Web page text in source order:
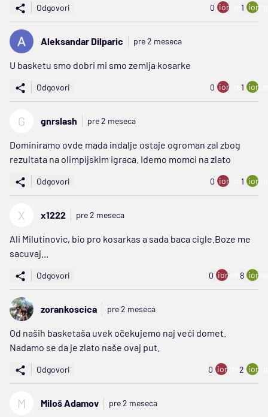
Odgovori 0 ion:minus
1
Aleksandar Dilparic pre 2 meseca
U basketu smo dobri mi smo zemlja kosarke
Odgovori 0 ion:minus
1
G gnrslash pre 2 meseca
Dominiramo ovde mada indalje ostaje ogroman zal zbog
rezultata na olimpijskim igraca. Idemo momci na zlato
Odgovori 0 ion:minus
1
X x1222 pre 2 meseca
Ali Milutinovic, bio pro kosarkas a sada baca cigle.Boze me
sacuvaj...
Odgovori 0 ion:minus
8
zorankoscica pre 2 meseca
Od naših basketaša uvek očekujemo naj veći domet.
Nadamo se da je zlato naše ovaj put.
Odgovori 0 ion:minus
2
M Miloš Adamov pre 2 meseca